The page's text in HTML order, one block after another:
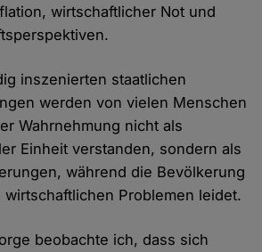
wirtschaftlicher Not und
inszenierten staatlichen
werden von vielen Menschen
Wahrnehmung nicht als
Einheit verstanden, sondern als
während die Bevölkerung
Problemen leidet.
beobachte ich, dass sich